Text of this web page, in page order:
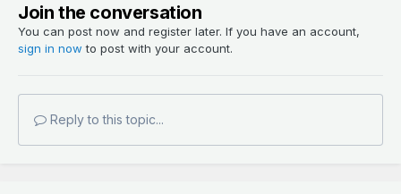
Join the conversation
You can post now and register later. If you have an account,
sign in now to post with your account.
Reply to this topic...